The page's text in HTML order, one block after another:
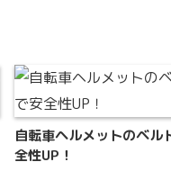
自転車ヘルメットのベル
全性UP！